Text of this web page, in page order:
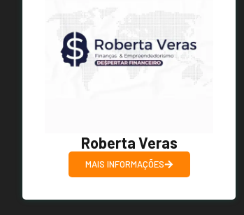
Roberta Veras
MAIS INFORMAÇÕES